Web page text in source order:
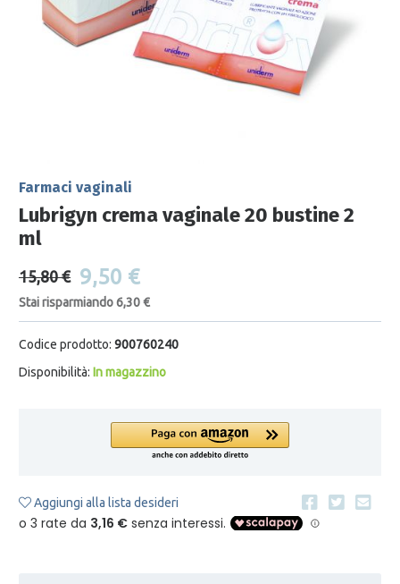
Farmaci vaginali
Lubrigyn crema vaginale 20 bustine 2
ml
15,80 € 9,50 €
Stai risparmiando 6,30 €
Codice prodotto: 900760240
Disponibilità: In magazzino
Aggiungi alla lista desideri